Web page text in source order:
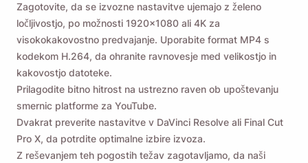
Zagotovite, da se izvozne nastavitve ujemajo z želeno
ločljivostjo, po možnosti 1920x1080 ali 4K za
visokokakovostno predvajanje. Uporabite format MP4 s
kodekom H.264, da ohranite ravnovesje med velikostjo in
kakovostjo datoteke.
Prilagodite bitno hitrost na ustrezno raven ob upoštevanju
smernic platforme za YouTube.
Dvakrat preverite nastavitve v DaVinci Resolve ali Final Cut
Pro X, da potrdite optimalne izbire izvoza.
Z reševanjem teh pogostih težav zagotavljamo, da naši